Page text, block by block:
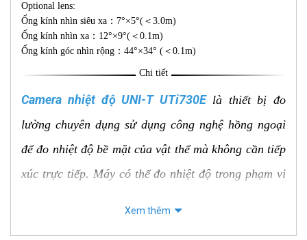
Optional lens:
Ống kính nhìn siêu xa：7°×5°(＜3.0m)
Ống kính nhìn xa：12°×9°(＜0.1m)
Ống kính góc nhìn rộng：44°×34° (＜0.1m)
Chi tiết
Camera nhiệt độ UNI-T UTi730E là thiết bị đo
lường chuyên dụng sử dụng công nghệ hồng ngoại
để đo nhiệt độ bề mặt của vật thể mà không cần tiếp
xúc trực tiếp. Máy có thể đo nhiệt độ trong phạm vi
Xem thêm